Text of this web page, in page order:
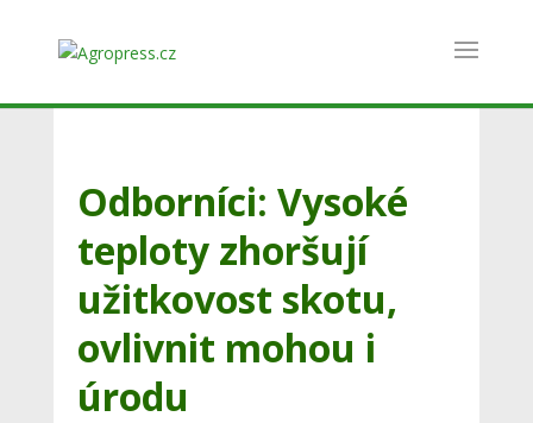
Odborníci: Vysoké
teploty zhoršují
užitkovost skotu,
ovlivnit mohou i
úrodu